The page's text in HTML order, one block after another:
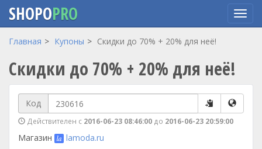
Перейти
основному
содержанию
SHOPOPRO
Главная Купоны Скидки до 70% + 20% для неё!
Скидки до 70% + 20% для неё!
Код
Действителен с 2016-06-23 08:46:00 до 2016-06-23 20:59:00
Магазин
lamoda.ru